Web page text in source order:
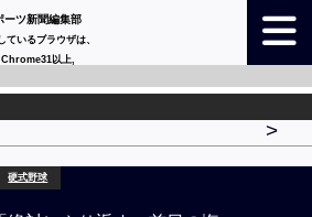
ーツ新聞編集部
いるブラウザは、
以上,
>
硬式野球